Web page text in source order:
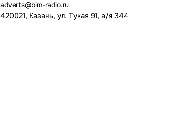
adverts@bim-radio.ru
420021, Казань, ул. Тукая 91, а/я 344